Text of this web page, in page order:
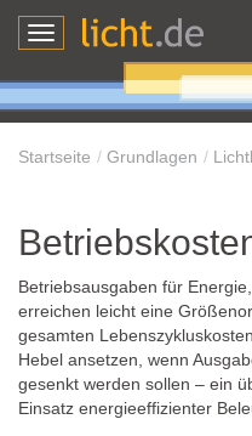
Toggle
Startseite Grundlagen
Betriebsausgaben für
erreichen leicht eine
gesamten
Hebel ansetzen, wenn
gesenkt werden sollen – ein
Einsatz energieeffizienter